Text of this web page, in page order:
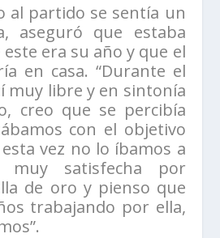
al partido se sentía un
aseguró que estaba
era su año y que el
en casa. “Durante el
muy libre y en sintonía
creo que se percibía
con el objetivo
vez no lo íbamos a
muy satisfecha por
de oro y pienso que
trabajando por ella,